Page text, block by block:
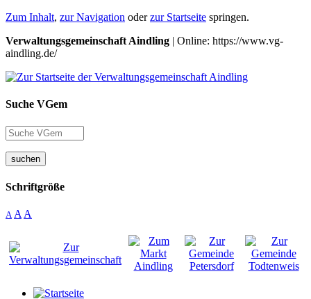
Zum Inhalt, zur Navigation oderzur Startseite springen.
Verwaltungsgemeinschaft Aindling | Online: https://www.vg-
aindling.de/
Suche VGem
suchen
Schriftgröße
A A A